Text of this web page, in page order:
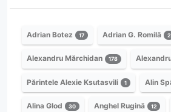
Adrian Botez 17 Adrian G. Romilă 2
Alexandru Mărchidan 178
Părintele Alexie Ksutasvili 1 Alin
Alina Glod 30 Anghel Rugină 12